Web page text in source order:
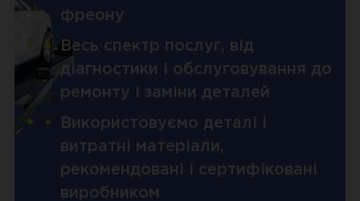
фреону
Весь спектр послуг, від
діагностики і обслуговування до
ремонту і заміни деталей
Використовуємо деталі і
витратні матеріали,
рекомендовані і сертифіковані
виробником